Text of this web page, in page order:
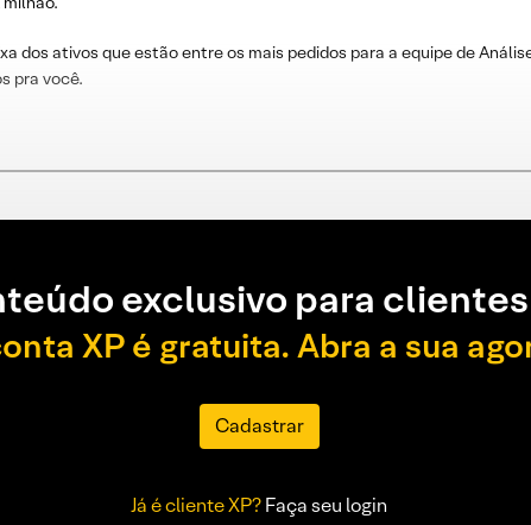
dos ativos que estão entre os mais pedidos para a equipe de
pra você.
exclusivo para
XP é gratuita. Abra a sua
Cadastrar
Já é cliente XP?Faça seu login